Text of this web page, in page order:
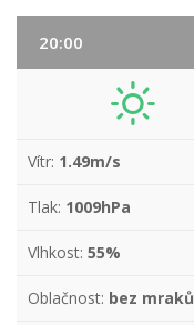
20:00
Vítr: 1.49m/s
Tlak: 1009hPa
Vlhkost: 55%
Oblačnost: bez mraků